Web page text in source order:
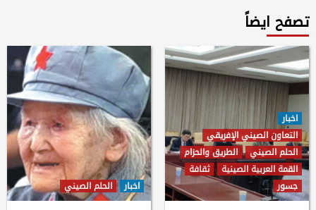
تصفح ايضاً
اخبار
التعاون الصيني الإفريقي
الحلم الصيني
الطريق والحزام
القمة العربية الصينية
ثقافة
جسور
اخبار الحلم الصيني